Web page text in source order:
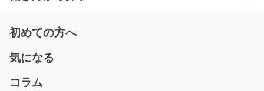
熊本県上益城郡嘉島町
フォークリフトで運搬、荷積み作業/g04_01791
初めての方へ
気になる
コラム